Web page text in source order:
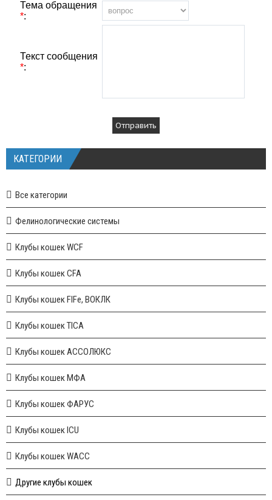
Тема обращения
*:
Текст сообщения
*:
КАТЕГОРИИ
Все категории
Фелинологические системы
Клубы кошек WCF
Клубы кошек CFA
Клубы кошек FIFe, ВОКЛК
Клубы кошек TICA
Клубы кошек АССОЛЮКС
Клубы кошек МФА
Клубы кошек ФАРУС
Клубы кошек ICU
Клубы кошек WACC
Другие клубы кошек